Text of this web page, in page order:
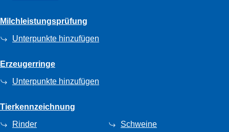
Milchleistungsprüfung
Unterpunkte hinzufügen
Erzeugerringe
Unterpunkte hinzufügen
Tierkennzeichnung
Rinder
Schweine